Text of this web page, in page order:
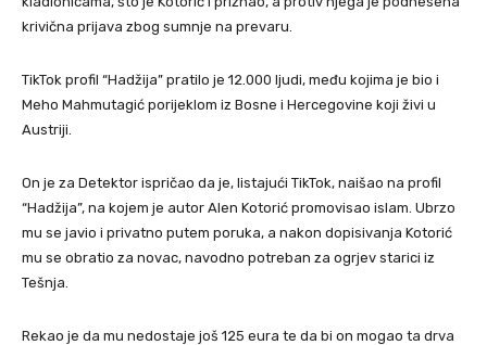
krivična prijava zbog sumnje na prevaru.
TikTok profil “Hadžija” pratilo je 12.000 ljudi, među kojima je bio i
Meho Mahmutagić porijeklom iz Bosne i Hercegovine koji živi u
Austriji.
On je za Detektor ispričao da je, listajući TikTok, naišao na profil
“Hadžija”, na kojem je autor Alen Kotorić promovisao islam. Ubrzo
mu se javio i privatno putem poruka, a nakon dopisivanja Kotorić
mu se obratio za novac, navodno potreban za ogrjev starici iz
Tešnja.
Rekao je da mu nedostaje još 125 eura te da bi on mogao ta drva